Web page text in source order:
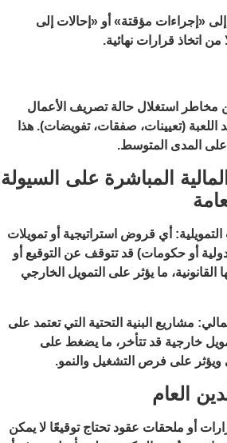
«إجراءات مؤقتة» أو «إحالات إلى
اتخاذ قرارات نهائية.
مخاطر استغلال حالة تصريف الأعمال
اللعبة (تعيينات، صفقات، تفويضات). هذا
على المدى المتوسط.
المالية المباشرة على السيولة
التمويلية: أي قروض استراتيجية أو تمويلات
أو حكومات) قد تتوقف عن التوقيع أو
القانونية، ما يؤثر على التمويل الخارجي
مشاريع البنية التحتية التي تعتمد على
خارجية قد تتأخر، ما يضغط على
ويؤثر على فرص التشغيل والنمو.
العام
أو ملحقات عقود تحتاج توقيعًا لا يمكن